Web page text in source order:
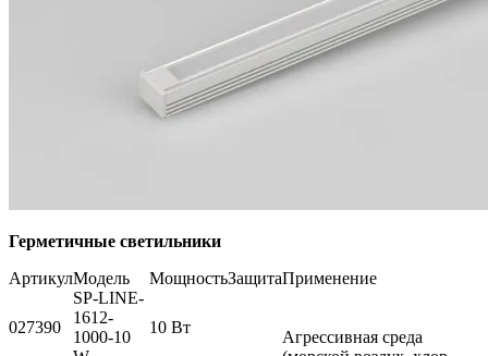
Герметичные светильники
АртикулМодель МощностьЗащитаПрименение
027390
SP-LINE-
1612-
1000-10
10 Вт
Агрессивная среда